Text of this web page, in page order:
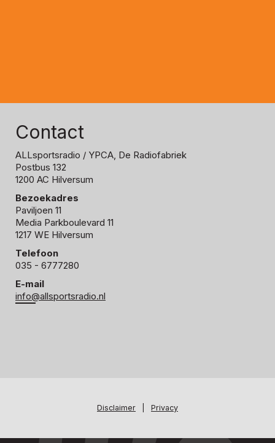
Contact
ALLsportsradio / YPCA, De Radiofabriek
Postbus 132
1200 AC Hilversum
Bezoekadres
Paviljoen 11
Media Parkboulevard 11
1217 WE Hilversum
Telefoon
035 - 6777280
E-mail
info@allsportsradio.nl
Disclaimer Privacy